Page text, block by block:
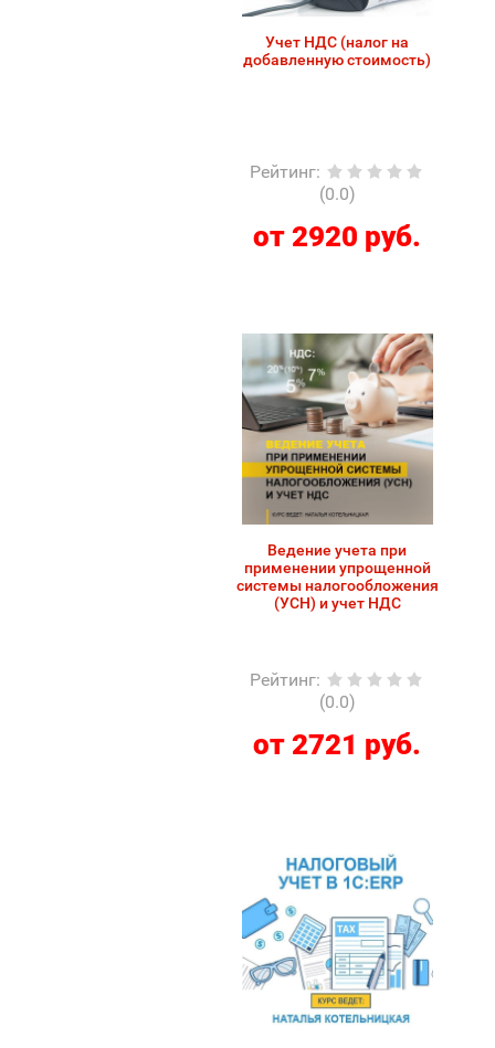
Учет НДС (налог на
добавленную стоимость)
Рейтинг:
(0.0)
от 2920 руб.
Ведение учета при
применении упрощенной
системы налогообложения
(УСН) и учет НДС
Рейтинг:
(0.0)
от 2721 руб.